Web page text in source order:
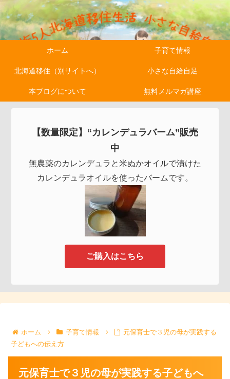
ホーム 子育て情報
北海道移住（別サイトへ） 小さな自給自足
本ブログについて 無料メルマガ講座
【数量限定】“カレンデュラバーム”販売
中
無農薬のカレンデュラと米ぬかオイルで漬けた
カレンデュラオイルを使ったバームです。
ご購入はこちら
ホーム 子育て情報
元保育士で３児の母が実践する
子どもへの伝え方
元保育士で３児の母が実践する子どもへ